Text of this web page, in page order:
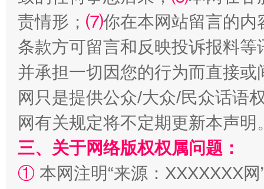
责情形； ⑺你在本网站留言的内
条款方可留言和反映投诉报料
并承担一切因您的行为而直接
网只是提供公众/大众/民众话语
网有关规定将不定期更新本声明
三、关于网络版权权属问题：
① 本网注明“来源：XXXXXXX